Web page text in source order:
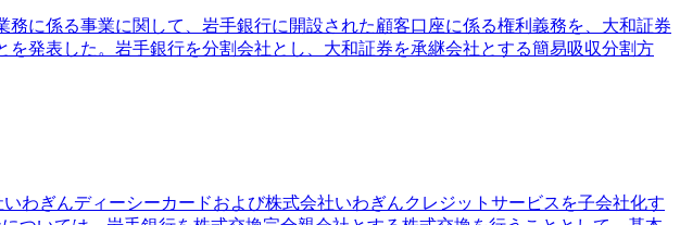
に係る事業に関して、岩手銀行に開設された顧客口座に係る権利義務を、大和証券
発表した。岩手銀行を分割会社とし、大和証券を承継会社とする簡易吸収分割方
わぎんディーシーカードおよび株式会社いわぎんクレジットサービスを子会社化す